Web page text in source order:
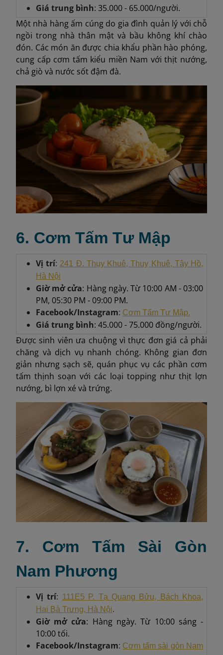
Giá trung bình: 35.000 - 65.000/người.
Một nhà hàng ấm cúng do gia đình quản lý với chỗ
ngồi trong nhà thân mật và bầu không khí chào
đón. Các món ăn được chia khẩu phần hào phóng,
cung cấp cơm tấm kiểu miền Nam với thịt nướng,
chả giò và nước sốt đậm đà.
6. Cơm Tấm Tư Mập
Vị trí: 241 Đ. Thụy Khuê, Thuỵ Khuê, Tây Hồ,
Hà Nội
Giờ mở cửa: Hàng ngày. Từ 10:00 AM - 03:00
PM, 05:30 PM - 09:00 PM.
Facebook/Instagram: Cơm Tấm Tư Mập.
Giá trung bình: 45.000 - 75.000 đồng/người.
Được sinh viên ưa chuộng vì thực đơn giá cả phải
chăng và dịch vụ nhanh chóng. Không gian đơn
giản nhưng sạch sẽ, quán phục vụ các phần cơm
tấm thịnh soạn với các loại topping như thịt lợn
nướng, bì lợn xé và trứng.
7. Cơm Tấm Sài Gòn
Nam Phương
Vị trí: 111E5 P. Tạ Quang Bửu, Bách Khoa,
Hai Bà Trưng, Hà Nội.
Giờ mở cửa: Hàng ngày. Từ 10:00 sáng -
10:00 tối.
Facebook/Instagram: Cơm tấm sài gòn Nam